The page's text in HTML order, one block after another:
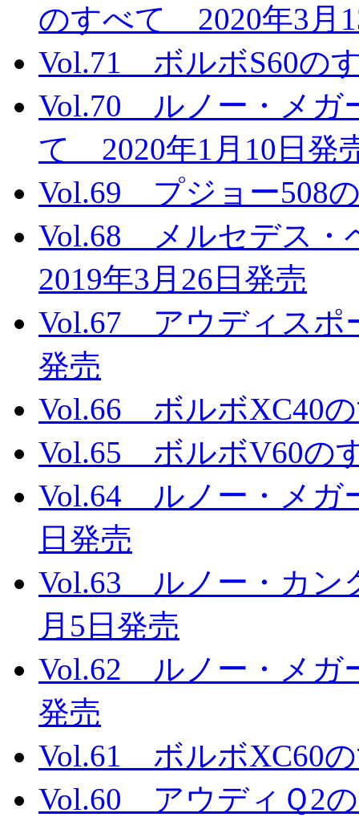
のすべて 2020年3月
Vol.71 ボルボS60の
Vol.70 ルノー・メガ
て 2020年1月10日発
Vol.69 プジョー508
Vol.68 メルセデス
2019年3月26日発売
Vol.67 アウディスポ
発売
Vol.66 ボルボXC40
Vol.65 ボルボV60の
Vol.64 ルノー・メガ
日発売
Vol.63 ルノー・カン
月5日発売
Vol.62 ルノー・メガ
発売
Vol.61 ボルボXC60
Vol.60 アウディＱ2